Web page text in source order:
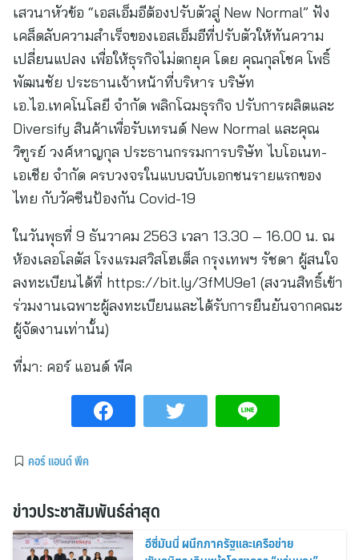
เสวนาหัวข้อ “เอสเอ็มอีต้องปรับตัวสู่ New Normal” ฟัง
เคล็ดลับความสำเร็จของเอสเอ็มอีที่ปรับตัวให้ทันความ
เปลี่ยนแปลง เพื่อให้ธุรกิจไม่ตกยุค โดย คุณกุลโชค โพธิ์
พัฒนชัย ประธานเจ้าหน้าที่บริหาร บริษัท
เอ.ไอ.เทคโนโลยี จำกัด พลิกโฉมธุรกิจ ปรับการผลิตและ
Diversify สินค้าเพื่อรับเทรนด์ New Normal และคุณ
วิฑูรย์ วงศ์หาญกุล ประธานกรรมการบริษัท ไบโอเนท-
เอเชีย จำกัด ครบวงจรในแบบฉบับเอกชนรายแรกของ
ไทย กับวัคซีนป้องกัน Covid-19
ในวันพุธที่ 9 ธันวาคม 2563 เวลา 13.30 – 16.00 น. ณ
ห้องเลอโลตัส โรงแรมสวิสโฮเต็ล กรุงเทพฯ รัชดา ผู้สนใจ
ลงทะเบียนได้ที่ https://bit.ly/3fMU9e1 (สงวนสิทธิ์เข้า
ร่วมงานเฉพาะผู้ลงทะเบียนและได้รับการยืนยันจากคณะ
ผู้จัดงานเท่านั้น)
ที่มา: คอร์ แอนด์ พีค
คอร์ แอนด์ พีค
ข่าวประชาสัมพันธ์ล่าสุด
อีซี่มันนี่ ผนึกภาครัฐและเครือข่าย